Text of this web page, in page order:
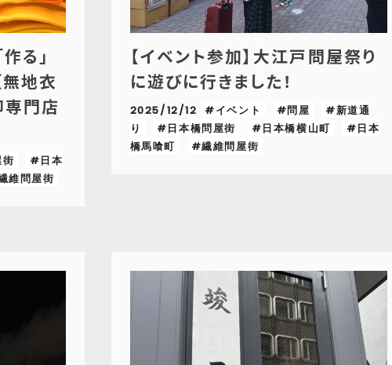
る」
無地衣
専門店
#日本
維問屋街
【イベント参加】大江戸問屋祭り
に遊びに行きました！
2025/12/12 #イベント #問屋
#新道通
り
#日本橋問屋街 #日本橋横山町
#日本
橋馬喰町
#繊維問屋街